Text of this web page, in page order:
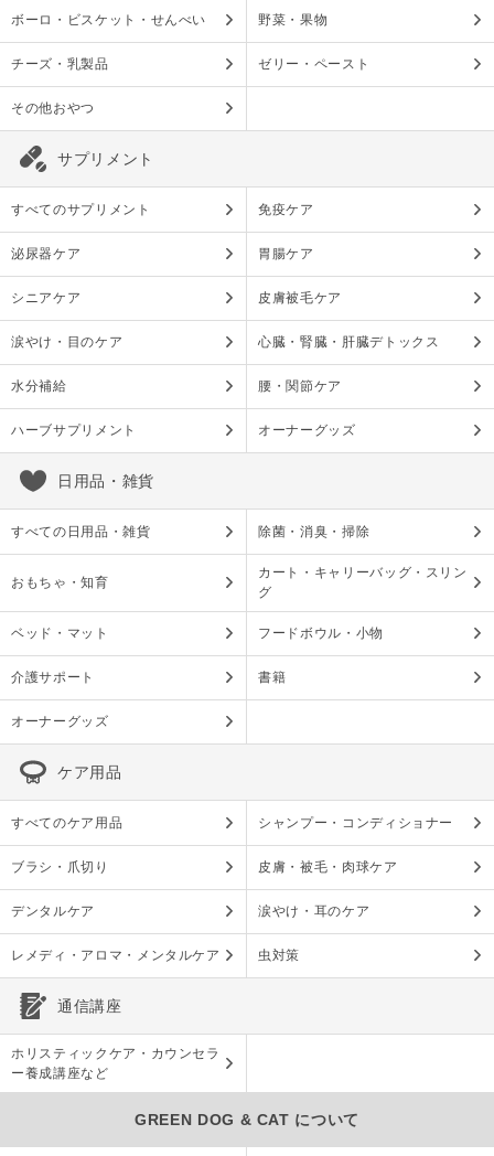
ボーロ・ビスケット・せんべい 野菜・果物
チーズ・乳製品 ゼリー・ペースト
その他おやつ
サプリメント
すべてのサプリメント 免疫ケア
泌尿器ケア 胃腸ケア
シニアケア 皮膚被毛ケア
涙やけ・目のケア 心臓・腎臓・肝臓デトックス
水分補給 腰・関節ケア
ハーブサプリメント オーナーグッズ
日用品・雑貨
すべての日用品・雑貨 除菌・消臭・掃除
おもちゃ・知育
カート・キャリーバッグ・スリン
グ
ベッド・マット フードボウル・小物
介護サポート 書籍
オーナーグッズ
ケア用品
すべてのケア用品 シャンプー・コンディショナー
ブラシ・爪切り 皮膚・被毛・肉球ケア
デンタルケア 涙やけ・耳のケア
レメディ・アロマ・メンタルケア 虫対策
通信講座
ホリスティックケア・カウンセラ
ー養成講座など
GREEN DOG & CAT について